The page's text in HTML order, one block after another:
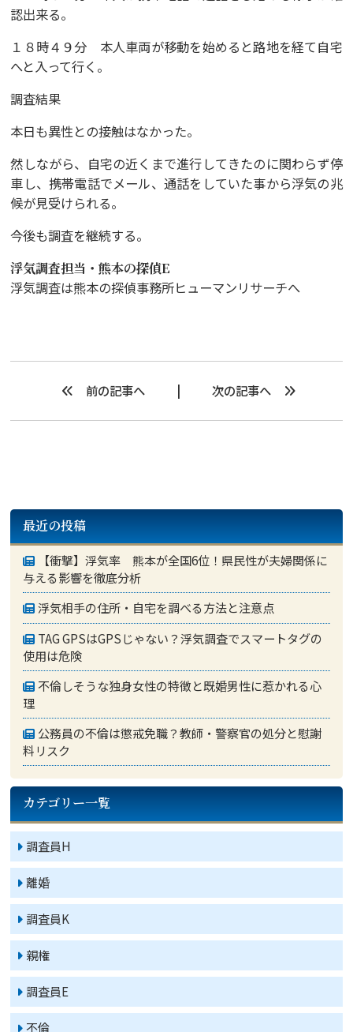
認出来る。
１８時４９分 本人車両が移動を始めると路地を経て自宅
へと入って行く。
調査結果
本日も異性との接触はなかった。
然しながら、自宅の近くまで進行してきたのに関わらず停
車し、携帯電話でメール、通話をしていた事から浮気の兆
候が見受けられる。
今後も調査を継続する。
浮気調査担当・熊本の探偵E
浮気調査は熊本の探偵事務所ヒューマンリサーチへ
前の記事へ 次の記事へ
最近の投稿
【衝撃】浮気率 熊本が全国6位！県民性が夫婦関係に
与える影響を徹底分析
浮気相手の住所・自宅を調べる方法と注意点
TAG GPSはGPSじゃない？浮気調査でスマートタグの
使用は危険
不倫しそうな独身女性の特徴と既婚男性に惹かれる心
理
公務員の不倫は懲戒免職？教師・警察官の処分と慰謝
料リスク
カテゴリー一覧
調査員H
離婚
調査員K
親権
調査員E
不倫